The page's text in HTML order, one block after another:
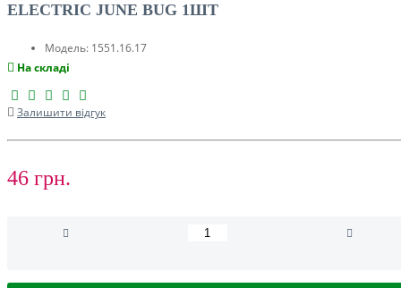
ELECTRIC JUNE BUG 1ШТ
Модель: 1551.16.17
На складі
Залишити відгук
46 грн.